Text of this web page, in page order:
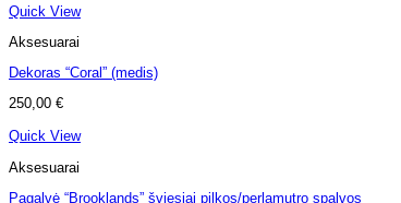
Quick View
Aksesuarai
Dekoras “Coral” (medis)
250,00 €
Quick View
Aksesuarai
Pagalvė “Brooklands” šviesiai pilkos/perlamutro spalvos